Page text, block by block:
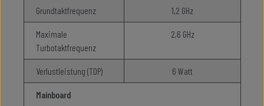
Grundtaktfrequenz 1,2 GHz
Maximale
Turbotaktfrequenz
2,6 GHz
Verlustleistung (TDP) 6 Watt
Mainboard